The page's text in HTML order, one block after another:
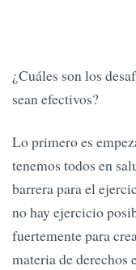
¿Cuáles son los
sean efectivos?
Lo primero es
tenemos todos en
barrera para el
no hay ejercicio
fuertemente para
materia de derechos